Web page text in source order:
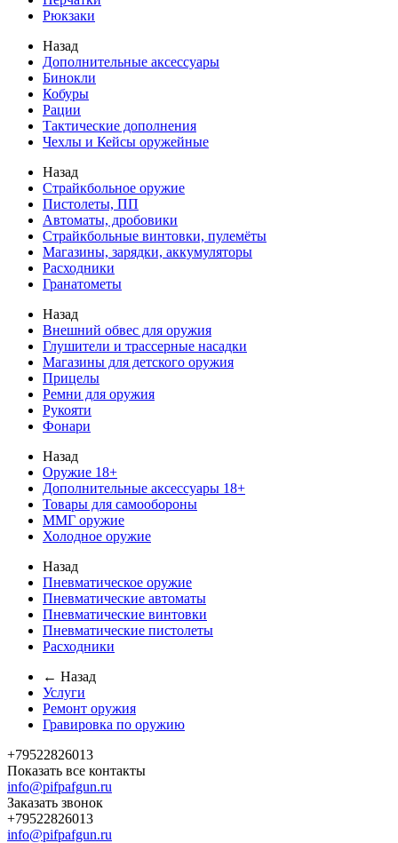
Рюкзаки
Назад
Дополнительные аксессуары
Бинокли
Кобуры
Рации
Тактические дополнения
Чехлы и Кейсы оружейные
Назад
Страйкбольное оружие
Пистолеты, ПП
Автоматы, дробовики
Страйкбольные винтовки, пулемёты
Магазины, зарядки, аккумуляторы
Расходники
Гранатометы
Назад
Внешний обвес для оружия
Глушители и трассерные насадки
Магазины для детского оружия
Прицелы
Ремни для оружия
Рукояти
Фонари
Назад
Оружие 18+
Дополнительные аксессуары 18+
Товары для самообороны
ММГ оружие
Холодное оружие
Назад
Пневматическое оружие
Пневматические автоматы
Пневматические винтовки
Пневматические пистолеты
Расходники
← Назад
Услуги
Ремонт оружия
Гравировка по оружию
+79522826013
Показать все контакты
info@pifpafgun.ru
Заказать звонок
+79522826013
info@pifpafgun.ru